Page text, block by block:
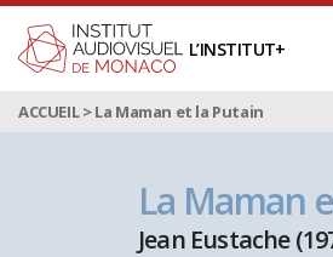
L’INSTITUT
ACCUEIL>La Maman et la Putain
La Maman
Jean Eustache